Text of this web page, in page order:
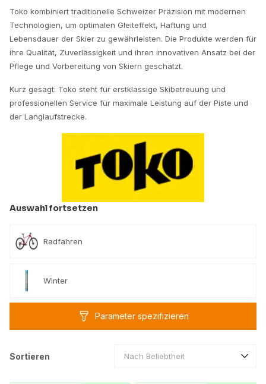
Toko kombiniert traditionelle Schweizer Präzision mit modernen
Technologien, um optimalen Gleiteffekt, Haftung und
Lebensdauer der Skier zu gewährleisten. Die Produkte werden für
ihre Qualität, Zuverlässigkeit und ihren innovativen Ansatz bei der
Pflege und Vorbereitung von Skiern geschätzt.
Kurz gesagt: Toko steht für erstklassige Skibetreuung und
professionellen Service für maximale Leistung auf der Piste und
der Langlaufstrecke.
Auswahl fortsetzen
Radfahren
Winter
Parameter spezifizieren
Sortieren Nach Beliebtheit